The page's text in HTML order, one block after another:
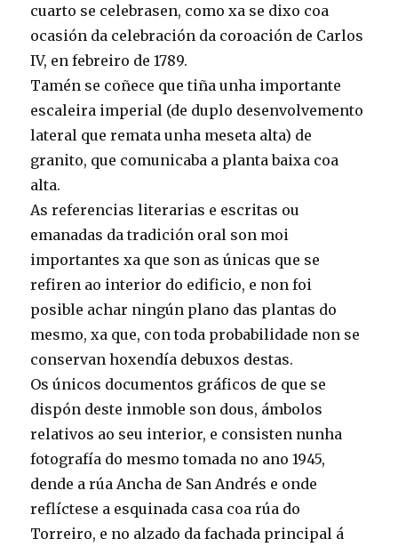
cuarto se celebrasen, como xa se dixo coa
ocasión da celebración da coroación de Carlos
IV, en febreiro de 1789.
Tamén se coñece que tiña unha importante
escaleira imperial (de duplo desenvolvemento
lateral que remata unha meseta alta) de
granito, que comunicaba a planta baixa coa
alta.
As referencias literarias e escritas ou
emanadas da tradición oral son moi
importantes xa que son as únicas que se
refiren ao interior do edificio, e non foi
posible achar ningún plano das plantas do
mesmo, xa que, con toda probabilidade non se
conservan hoxendía debuxos destas.
Os únicos documentos gráficos de que se
dispón deste inmoble son dous, ámbolos
relativos ao seu interior, e consisten nunha
fotografía do mesmo tomada no ano 1945,
dende a rúa Ancha de San Andrés e onde
reflíctese a esquinada casa coa rúa do
Torreiro, e no alzado da fachada principal á